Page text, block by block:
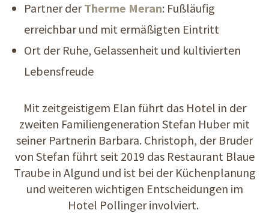
Partner derTherme Meran: Fußläufig
erreichbar und mit ermäßigten Eintritt
Ort der Ruhe, Gelassenheit und kultivierten
Lebensfreude
Mit zeitgeistigem Elan führt das Hotel in der
zweiten Familiengeneration Stefan Huber mit
seiner Partnerin Barbara. Christoph, der Bruder
von Stefan führt seit 2019 das Restaurant Blaue
Traube in Algund und ist bei der Küchenplanung
und weiteren wichtigen Entscheidungen im
Hotel Pollinger involviert.